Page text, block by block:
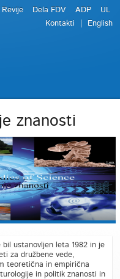
Revije Dela FDV ADP
UL
Kontakti
English
znanosti
ustanovljen leta 1982 in je
za družbene vede,
teoretična in empirična
in politik znanosti in